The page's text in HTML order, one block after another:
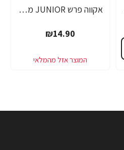
אקווה פרש JUNIOR משחת שיניים לילדים +6 - 50 מ"ל
₪14.90